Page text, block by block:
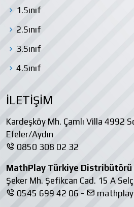
1.Sınıf
2.Sınıf
3.Sınıf
4.Sınıf
İLETİŞİM
Kardeşköy Mh. Çamlı Villa 4992
Efeler/Aydın
0850 308 02 32
MathPlay Türkiye Distribütörü
Şeker Mh. Şefikcan Cad. 15 A
0545 699 42 06 -